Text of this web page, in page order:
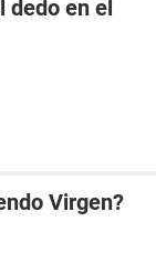
dedo en el
Virgen?